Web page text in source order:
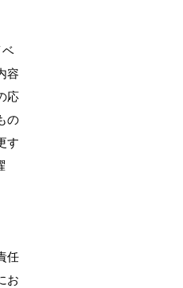
ベ
容
応
の
す
任
お